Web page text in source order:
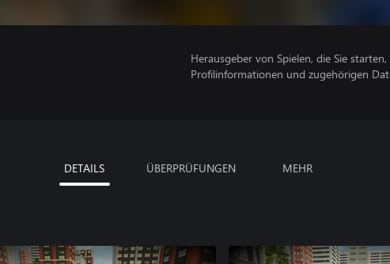
Herausgeber von Spielen, die Sie
Profilinformationen und zugehörigen
DETAILS ÜBERPRÜFUNGEN MEHR